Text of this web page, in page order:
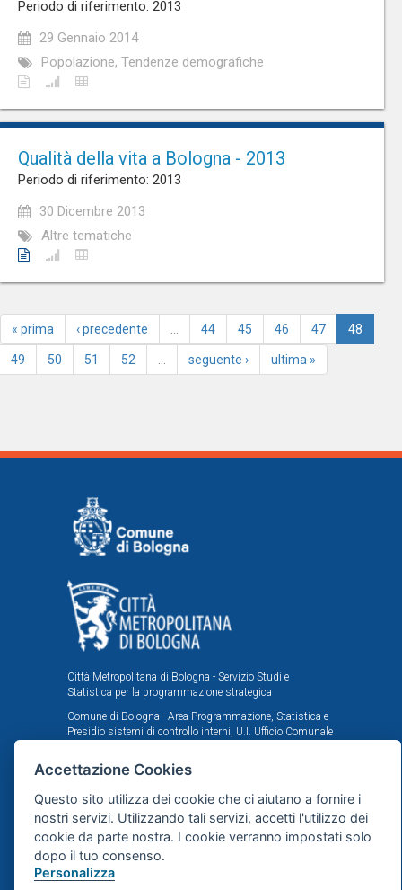
Periodo di riferimento: 2013
29 Gennaio 2014
Popolazione, Tendenze demografiche
Qualità della vita a Bologna - 2013
Periodo di riferimento: 2013
30 Dicembre 2013
Altre tematiche
« prima ‹ precedente 44 45 46 47 48
49 50 51 52 seguente › ultima »
Città Metropolitana di Bologna - Servizio Studi e
Statistica per la programmazione strategica
Comune di Bologna - Area Programmazione, Statistica e
Presidio sistemi di controllo interni, U.I. Ufficio Comunale
Il portale statistico metropolitano è stato realizzato
Metropolitana e Comune di Bologna in tema di statistica
e ricerche demografiche, sociali ed economiche.
Mappa del sito
Accettazione Cookies
Questo sito utilizza dei cookie che ci aiutano a fornire i
nostri servizi. Utilizzando tali servizi, accetti l'utilizzo dei
cookie da parte nostra. I cookie verranno impostati solo
dopo il tuo consenso.
Personalizza